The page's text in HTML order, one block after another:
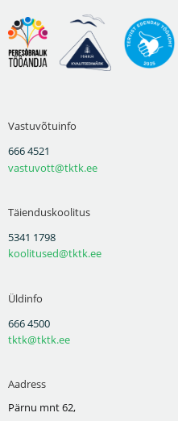
Vastuvõtuinfo
666 4521
vastuvott@tktk.ee
Täienduskoolitus
5341 1798
koolitused@tktk.ee
Üldinfo
666 4500
tktk@tktk.ee
Aadress
Pärnu mnt 62,